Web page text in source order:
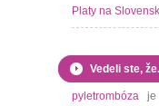
Platy na
Vedeli ste,
pyletrombóza je